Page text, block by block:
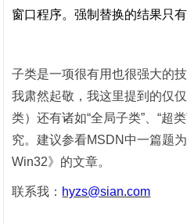
窗口程序。强制替换的结果只有
子类是一项很有用也很强大的
我肃然起敬，我这里提到的仅
类）还有诸如“全局子类”、“超
究。建议参看MSDN 中一篇题
Win32》的文章。
联系我： hyzs@sian.com